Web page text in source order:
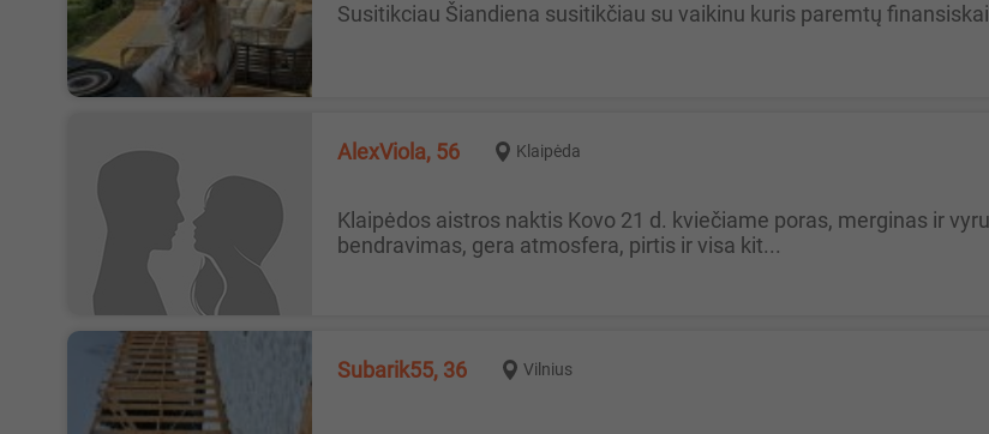
Susitikciau Šiandiena susitikčiau su vaikinu kuris paremtų finansiskai
AlexViola, 56 Klaipėda
Klaipėdos aistros naktis Kovo 21 d. kviečiame poras, merginas ir vyrus į jaukų vakarėlį Klaipėdos rajone. Jūsų lauks malonus
bendravimas, gera atmosfera, pirtis ir visa kit...
Subarik55, 36 Vilnius